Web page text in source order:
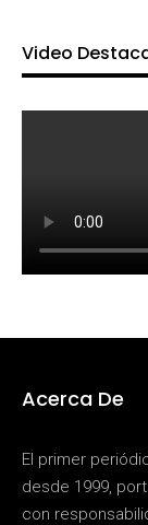
Video
Acerca De
El primer
desde 1999,
con